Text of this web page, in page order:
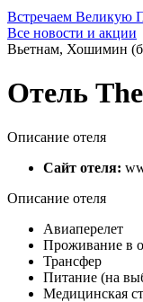
Встречаем Великую
Все новости и акции
Вьетнам, Хошимин
Отель
Описание отеля
Сайт отеля:
Описание отеля
Авиаперелет
Проживание в
Трансфер
Питание (на
Медицинская